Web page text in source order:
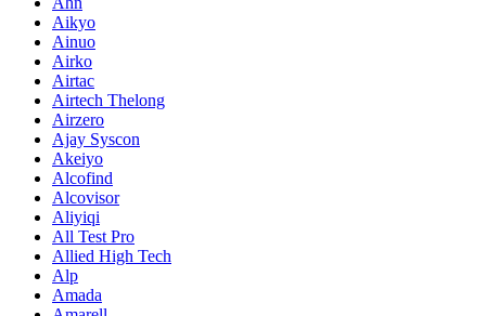
Aikyo
Ainuo
Airko
Airtac
Airtech Thelong
Airzero
Ajay Syscon
Akeiyo
Alcofind
Alcovisor
Aliyiqi
All Test Pro
Allied High Tech
Alp
Amada